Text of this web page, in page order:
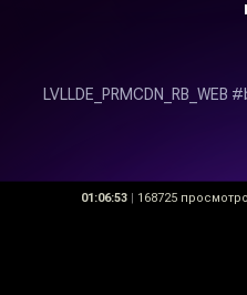
01:06:53 | 168725